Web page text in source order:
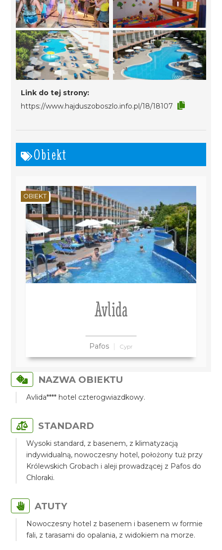
Link do tej strony:
https://www.hajduszoboszlo.info.pl/18/18107
Obiekt
Avlida
Pafos Cypr
OBIEKT
NAZWA OBIEKTU
Avlida**** hotel czterogwiazdkowy.
STANDARD
Wysoki standard, z basenem, z klimatyzacją
indywidualną, nowoczesny hotel, położony tuż przy
Królewskich Grobach i aleji prowadzącej z Pafos do
Chloraki.
ATUTY
Nowoczesny hotel z basenem i basenem w formie
fali, z tarasami do opalania, z widokiem na morze.